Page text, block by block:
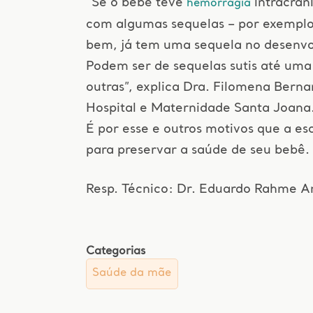
“Se o bebê teve hemorragia
com algumas sequelas – por
bem, já tem uma sequela no
Podem ser de sequelas sutis até
outras”, explica Dra. Filomena
Hospital e Maternidade Santa
É por esse e outros motivos que a
para preservar a saúde de seu bebê.
Resp. Técnico: Dr. Eduardo Rahme
Categorias
Saúde da mãe